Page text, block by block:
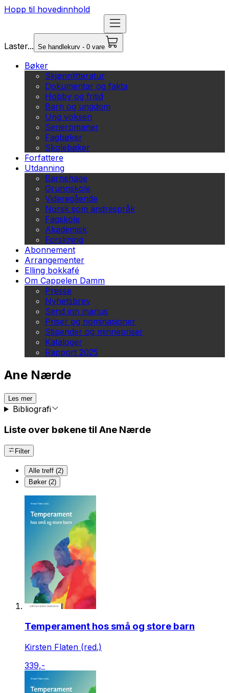
Hopp til hovedinnhold
Laster... Se handlekurv - 0 vare
Bøker
Skjønnlitteratur
Dokumentar og fakta
Hobby og fritid
Barn og ungdom
Ung voksen
Serieromaner
Fagbøker
Skolebøker
Forfattere
Utdanning
Barnehage
Grunnskole
Videregående
Norsk som andrespråk
Fagskole
Akademisk
Forskning
Abonnement
Arrangementer
Elling bokkafé
Om Cappelen Damm
Presse
Nyhetsbrev
Send inn manus
Priser og nominasjoner
Stipender og minnepriser
Kataloger
Rapport 2025
Ane Nærde
Les mer
Bibliografi
Liste over bøkene til Ane Nærde
Filter
Alle treff (2)
Bøker (2)
Temperament hos små og store barn
Kirsten Flaten (red.)
339,-